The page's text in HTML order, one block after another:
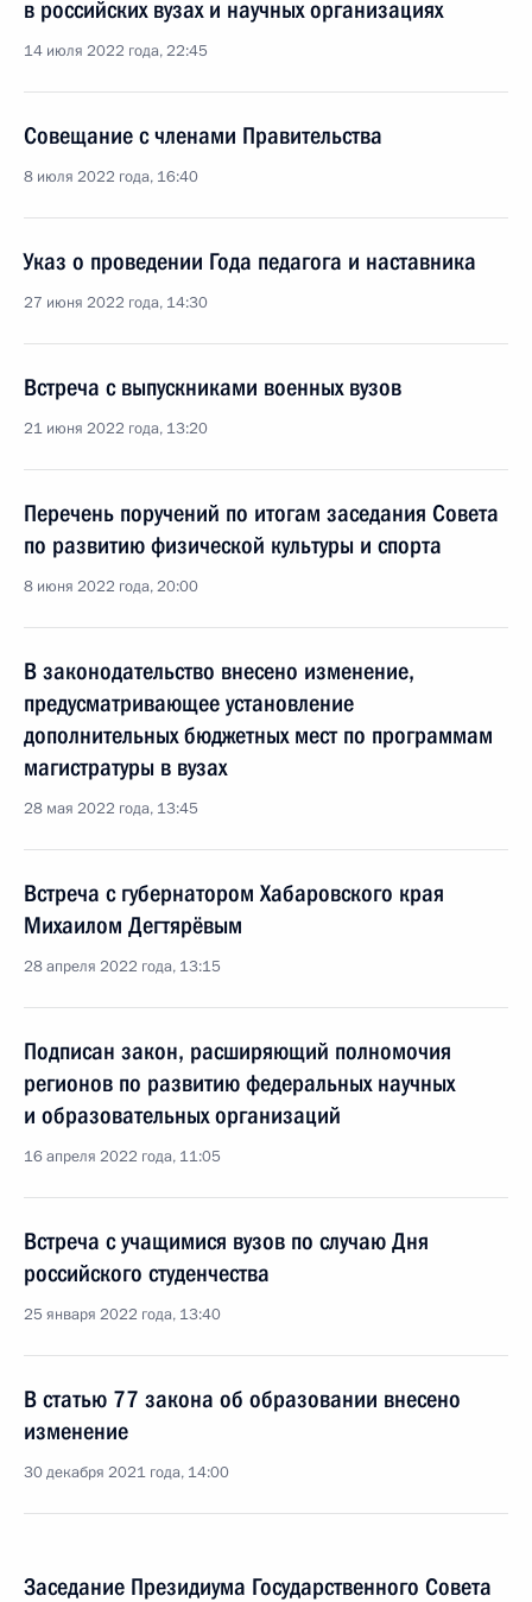
в российских вузах и научных организациях
14 июля 2022 года, 22:45
Совещание с членами Правительства
8 июля 2022 года, 16:40
Указ о проведении Года педагога и наставника
27 июня 2022 года, 14:30
Встреча с выпускниками военных вузов
21 июня 2022 года, 13:20
Перечень поручений по итогам заседания Совета
по развитию физической культуры и спорта
8 июня 2022 года, 20:00
В законодательство внесено изменение,
предусматривающее установление
дополнительных бюджетных мест по программам
магистратуры в вузах
28 мая 2022 года, 13:45
Встреча с губернатором Хабаровского края
Михаилом Дегтярёвым
28 апреля 2022 года, 13:15
Подписан закон, расширяющий полномочия
регионов по развитию федеральных научных
и образовательных организаций
16 апреля 2022 года, 11:05
Встреча с учащимися вузов по случаю Дня
российского студенчества
25 января 2022 года, 13:40
В статью 77 закона об образовании внесено
изменение
30 декабря 2021 года, 14:00
Заседание Президиума Государственного Совета